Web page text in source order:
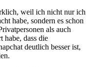
weil ich nicht nur ich
habe, sondern es schon
als auch
habe, dass die
deutlich besser ist,